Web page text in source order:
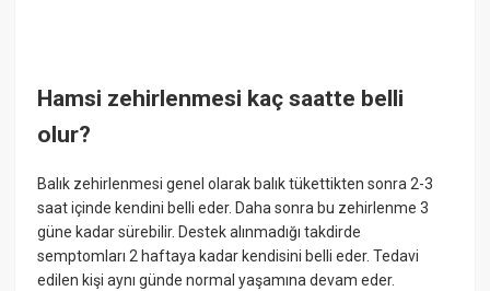
Hamsi zehirlenmesi kaç saatte belli
olur?
Balık zehirlenmesi genel olarak balık tükettikten sonra 2-3
saat içinde kendini belli eder. Daha sonra bu zehirlenme 3
güne kadar sürebilir. Destek alınmadığı takdirde
semptomları 2 haftaya kadar kendisini belli eder. Tedavi
edilen kişi aynı günde normal yaşamına devam eder.